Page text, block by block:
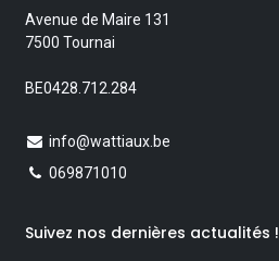
Avenue de Maire 131
7500 Tournai
BE0428.712.284
info@wattiaux.be
069871010
Suivez nos dernières actualités !